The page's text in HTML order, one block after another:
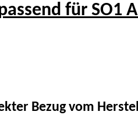
für SO1
Bezug vom